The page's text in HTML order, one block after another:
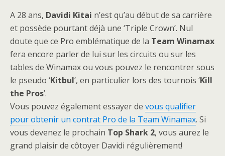
A 28 ans, Davidi Kitai n’est qu’au début de sa carrière
et possède pourtant déjà une ‘Triple Crown’. Nul
doute que ce Pro emblématique de la Team Winamax
fera encore parler de lui sur les circuits ou sur les
tables de Winamax ou vous pouvez le rencontrer sous
le pseudo ‘Kitbul’, en particulier lors des tournois ‘Kill
the Pros’.
Vous pouvez également essayer de vous qualifier
pour obtenir un contrat Pro de la Team Winamax. Si
vous devenez le prochain Top Shark 2, vous aurez le
grand plaisir de côtoyer Davidi régulièrement!